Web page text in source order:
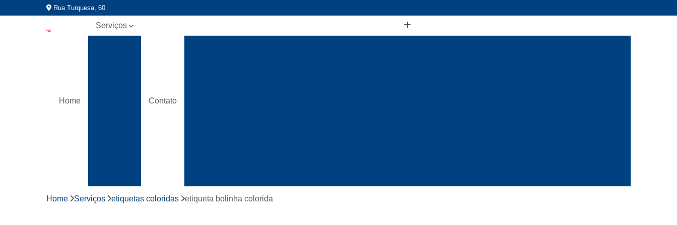
Rua Turquesa, 60
Home
Serviços
Fitas
Contato
Etiquetas Coloridas para Identificação
Home Serviços etiquetas coloridas etiqueta bolinha colorida